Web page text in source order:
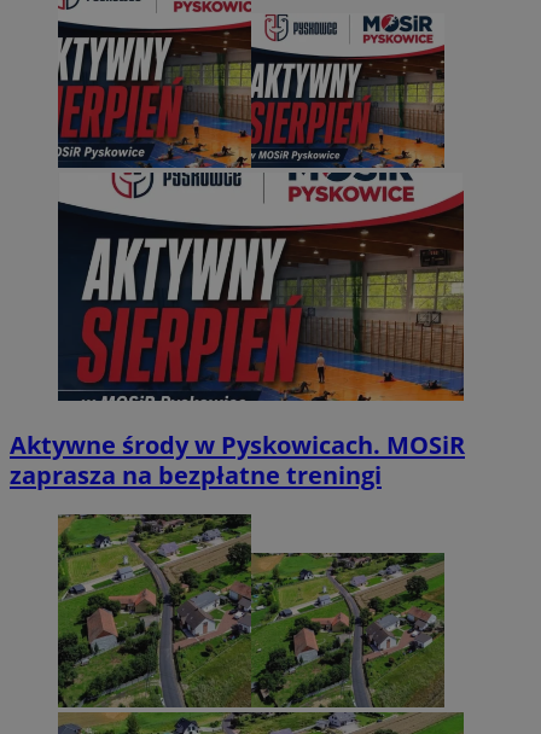
Aktywne środy w Pyskowicach. MOSiR
zaprasza na bezpłatne treningi